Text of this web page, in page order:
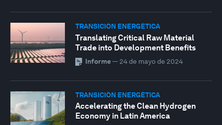
TRANSICIÓN ENERGÉTICA
Translating Critical Raw Material
Trade into Development Benefits
Informe— 24 de mayo de 2024
TRANSICIÓN ENERGÉTICA
Accelerating the Clean Hydrogen
Economy in Latin America